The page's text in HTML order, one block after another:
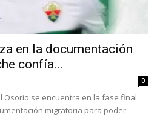
en la documentación
confía...
0
Osorio se encuentra en la fase final
migratoria para poder